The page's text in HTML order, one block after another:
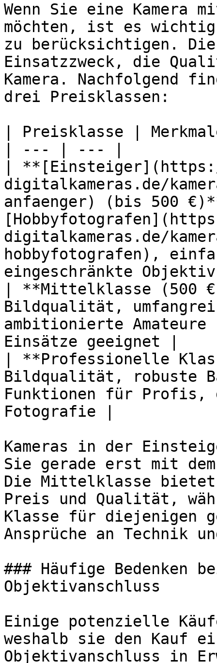
Wenn Sie eine Kamera
möchten, ist es
zu berücksichtigen.
Einsatzzweck, die
Kamera. Nachfolgend
drei Preisklassen:
| Preisklasse |
| --- | --- |
|
digitalkameras.de/
anfaenger) (bis 500
digitalkameras.de/
hobbyfotografen),
eingeschränkte
| **Mittelklasse (500
Bildqualität,
ambitionierte
Einsätze geeignet |
| **Professionelle
Bildqualität, robuste
Funktionen für Profis,
Fotografie |
Kameras in der
Sie gerade erst mit
Die Mittelklasse bietet
Preis und Qualität,
Klasse für diejenigen
Ansprüche an
### Häufige Bedenken
Objektivanschluss
Einige potenzielle
weshalb sie den Kauf
Objektivanschluss in